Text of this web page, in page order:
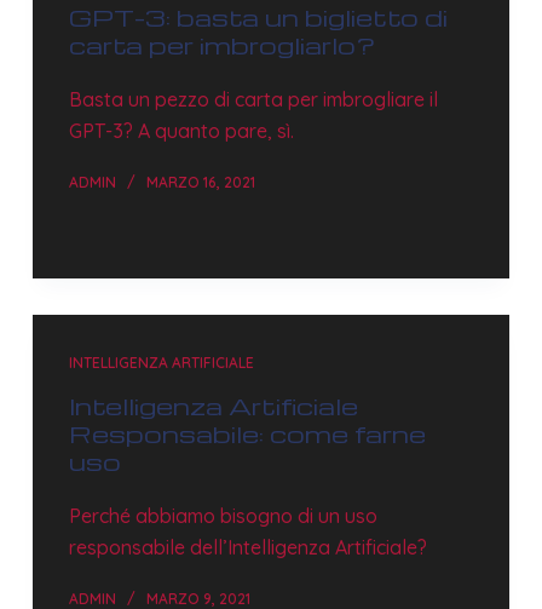
GPT-3: basta un biglietto di
carta per imbrogliarlo?
Basta un pezzo di carta per imbrogliare il
GPT-3? A quanto pare, sì.
ADMIN MARZO 16, 2021
INTELLIGENZA ARTIFICIALE
Intelligenza Artificiale
Responsabile: come farne
uso
Perché abbiamo bisogno di un uso
responsabile dell’Intelligenza Artificiale?
ADMIN MARZO 9, 2021